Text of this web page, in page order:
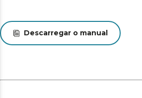
Descarregar o manual